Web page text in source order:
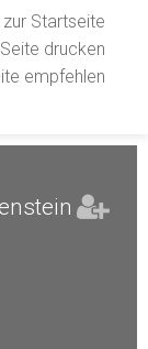
Startseite
Seite drucken
empfehlen